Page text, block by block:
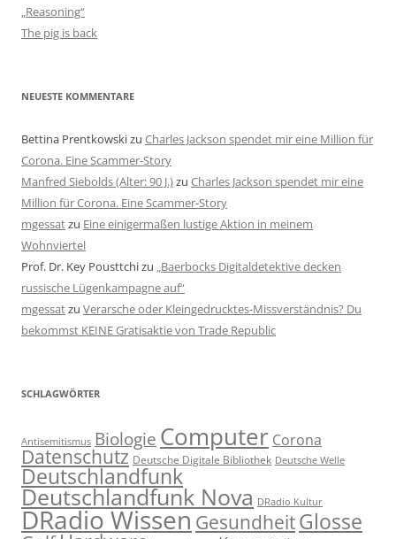
„Reasoning“
The pig is back
NEUESTE KOMMENTARE
Bettina Prentkowskizu Charles Jackson spendet mir eine Million für
Corona. Eine Scammer-Story
Manfred Siebolds (Alter: 90 J.)zu Charles Jackson spendet mir eine
Million für Corona. Eine Scammer-Story
mgessatzu Eine einigermaßen lustige Aktion in meinem
Wohnviertel
Prof. Dr. Key Pousttchizu „Baerbocks Digitaldetektive decken
russische Lügenkampagne auf“
mgessatzu Verarsche oder Kleingedrucktes-Missverständnis? Du
bekommst KEINE Gratisaktie von Trade Republic
SCHLAGWÖRTER
Antisemitismus Biologie Computer Corona
Datenschutz Deutsche Digitale Bibliothek Deutsche Welle
Deutschlandfunk
Deutschlandfunk Nova DRadio Kultur
DRadio WissenGesundheitGlosse